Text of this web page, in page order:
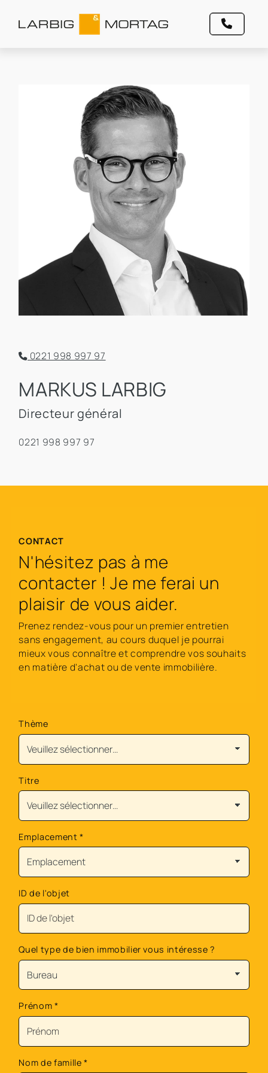
0221 998 997 97
MARKUS LARBIG
Directeur général
0221 998 997 97
CONTACT
N'hésitez pas à me
contacter ! Je me ferai un
plaisir de vous aider.
Prenez rendez-vous pour un premier entretien
sans engagement, au cours duquel je pourrai
mieux vous connaître et comprendre vos souhaits
en matière d'achat ou de vente immobilière.
Thème
Titre
Emplacement*
ID de l'objet
Quel type de bien immobilier vous intéresse ?
Prénom *
Nom de famille*